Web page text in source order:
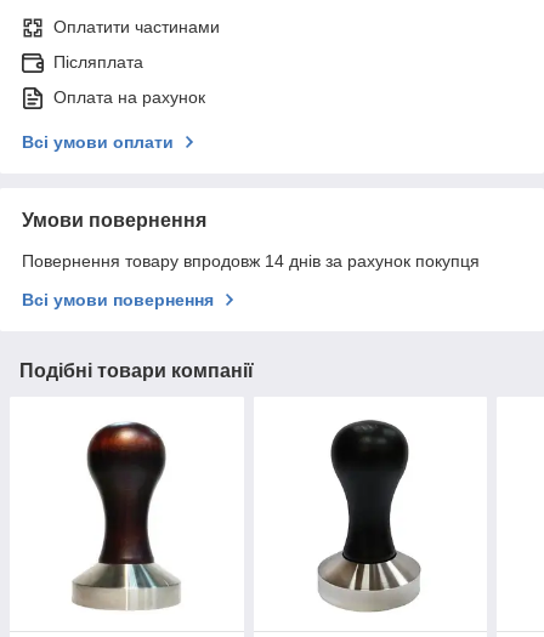
Оплатити частинами
Післяплата
Оплата на рахунок
Всі умови оплати
Умови повернення
Повернення товару впродовж 14 днів за рахунок покупця
Всі умови повернення
Подібні товари компанії